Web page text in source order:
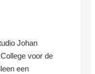
Johan
voor de
een